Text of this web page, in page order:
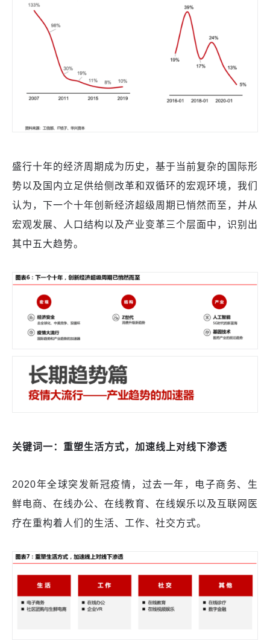
盛行十年的经济周期成为历史，基于当前复杂的国际形
势以及国内立足供给侧改革和双循环的宏观环境，我们
认为，下一个十年创新经济超级周期已悄然而至，并从
宏观发展、人口结构以及产业变革三个层面中，识别出
其中五大趋势。
关键词一：重塑生活方式，加速线上对线下渗透
2020年全球突发新冠疫情，过去一年，电子商务、生
鲜电商、在线办公、在线教育、在线娱乐以及互联网医
疗在重构着人们的生活、工作、社交方式。